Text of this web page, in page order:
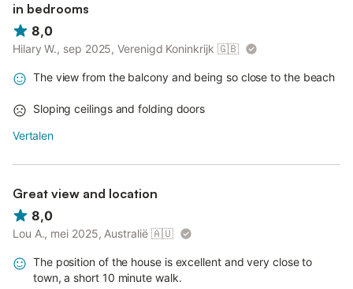
in bedrooms
8,0
Hilary W., sep 2025, Verenigd Koninkrijk 🇬🇧
The view from the balcony and being so close to the beach
Sloping ceilings and folding doors
Vertalen
Great view and location
8,0
Lou A., mei 2025, Australië 🇦🇺
The position of the house is excellent and very close to
town, a short 10 minute walk.